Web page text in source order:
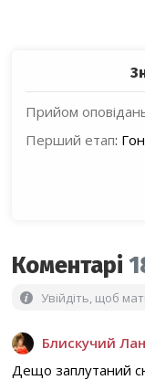
Прийом
Перший етап:
Коментарі
Увійдіть, щоб
Блискучий
Дещо заплутаний